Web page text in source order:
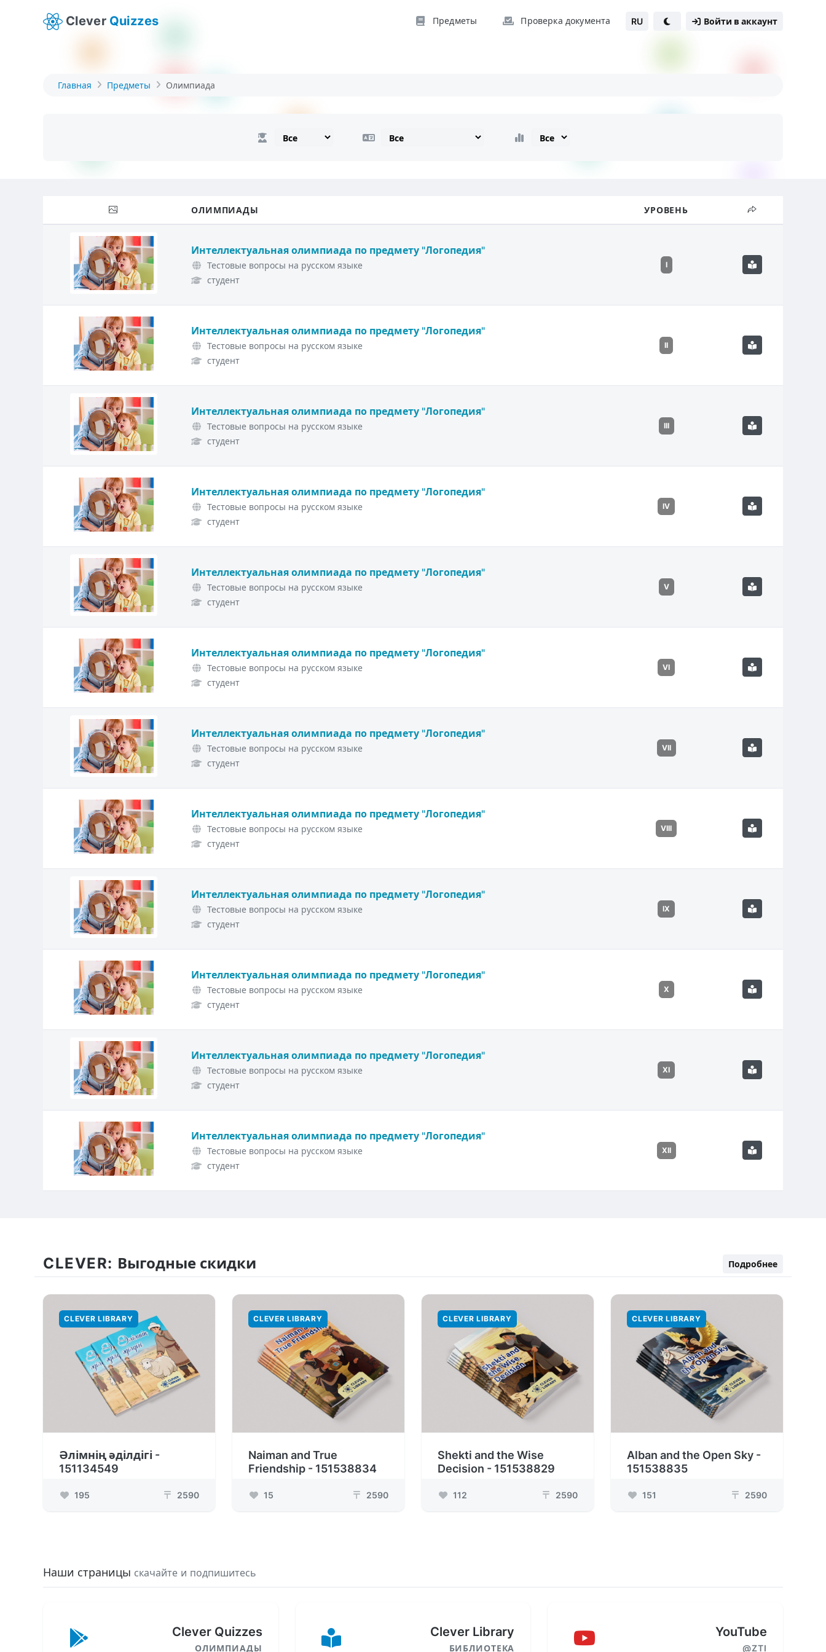
Clever Quizzes Предметы Проверка документа RU Войти в аккаунт
Главная Предметы Олимпиада
ОЛИМПИАДЫ УРОВЕНЬ
Интеллектуальная олимпиада по предмету "Логопедия"
Тестовые вопросы на русском языке
студент
I
Интеллектуальная олимпиада по предмету "Логопедия"
Тестовые вопросы на русском языке
студент
II
Интеллектуальная олимпиада по предмету "Логопедия"
Тестовые вопросы на русском языке
студент
III
Интеллектуальная олимпиада по предмету "Логопедия"
Тестовые вопросы на русском языке
студент
IV
Интеллектуальная олимпиада по предмету "Логопедия"
Тестовые вопросы на русском языке
студент
V
Интеллектуальная олимпиада по предмету "Логопедия"
Тестовые вопросы на русском языке
студент
VI
Интеллектуальная олимпиада по предмету "Логопедия"
Тестовые вопросы на русском языке
студент
VII
Интеллектуальная олимпиада по предмету "Логопедия"
Тестовые вопросы на русском языке
студент
VIII
Интеллектуальная олимпиада по предмету "Логопедия"
Тестовые вопросы на русском языке
студент
IX
Интеллектуальная олимпиада по предмету "Логопедия"
Тестовые вопросы на русском языке
студент
X
Интеллектуальная олимпиада по предмету "Логопедия"
Тестовые вопросы на русском языке
студент
XI
Интеллектуальная олимпиада по предмету "Логопедия"
Тестовые вопросы на русском языке
студент
XII
CLEVER: Выгодные скидки Подробнее
CLEVER LIBRARY
Әлімнің әділдігі -
151134549
195 ₸ 2590
CLEVER LIBRARY
Naiman and True
Friendship - 151538834
15 ₸ 2590
CLEVER LIBRARY
Shekti and the Wise
Decision - 151538829
112 ₸ 2590
CLEVER LIBRARY
Alban and the Open Sky -
151538835
151 ₸ 2590
Наши страницы скачайте и подпишитесь
Clever Quizzes
ОЛИМПИАДЫ
Clever Library
БИБЛИОТЕКА
YouTube
@ZTI